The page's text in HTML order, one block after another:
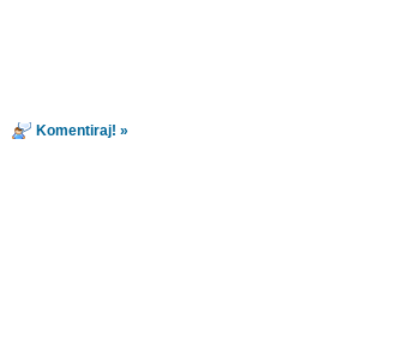
Komentiraj! »